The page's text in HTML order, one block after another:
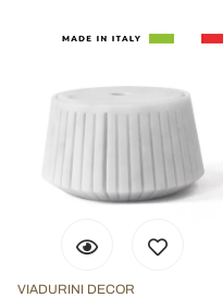
VIADURINI DECOR